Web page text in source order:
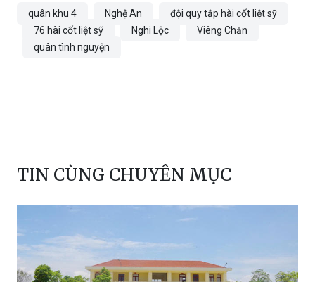
quân khu 4 Nghệ An
đội quy tập hài cốt liệt sỹ
76 hài cốt liệt sỹ
Nghi Lộc
Viêng Chăn
quân tình nguyện
TIN CÙNG CHUYÊN MỤC